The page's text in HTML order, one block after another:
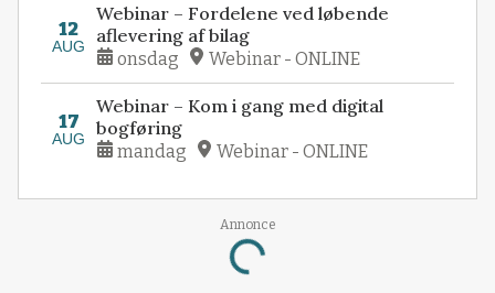
12
AUG
Webinar – Fordelene ved løbende
aflevering af bilag
onsdag Webinar - ONLINE
17
AUG
Webinar – Kom i gang med digital
bogføring
mandag Webinar - ONLINE
Annonce
Loading...